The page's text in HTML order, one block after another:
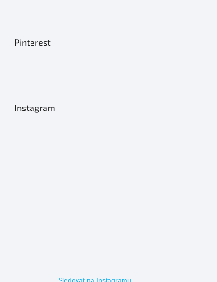
Pinterest
Instagram
Sledovat na Instagramu